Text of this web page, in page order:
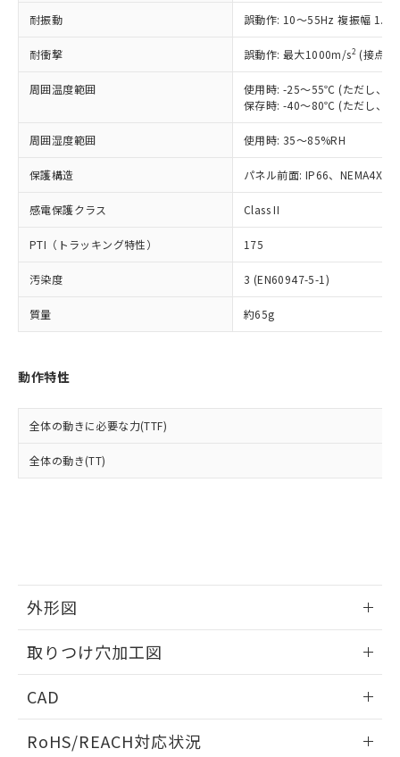
耐振動 誤動作: 10～55Hz 複振幅
耐衝撃 誤動作: 最大1000m/s2 (接点
周囲温度範囲
使用時: -25～55℃ (ただし、氷
保存時: -40～80℃ (ただし、氷
周囲湿度範囲 使用時: 35～85%RH
保護構造 パネル前面: IP66、NEMA4X,
感電保護クラス Class II
PTI（トラッキング特性） 175
汚染度 3 (EN60947-5-1)
質量 約65g
動作特性
全体の動きに必要な力(TTF)
全体の動き(TT)
外形図
取りつけ穴加工図
CAD
ドすることができます。
RoHS/REACH対応状況
記載している更新日時点での社内デー
タに基づき作成されるものであり、閲
覧された時点での実際の在庫および標
準価格とは異なる場合があることをご
正式な納期状況および標準価格はお客
様のお取引先、またはお客様担当のオ
ムロン制御機器販売店・当社販売員に
オムロン制御機器販売店や当社販売拠
販売ネットワーク
」をご確認
ください。
在庫状況および標準価格結果を当社の
事前の承諾なく第三者に漏洩または開
示しないようお願いします。
マイパーツ機能（部品リスト作成サー
ビス）をご利用いただくには、I-Web
メンバーズにご登録されている必要が
および当社の共同利用者が、当社の製
品・サービスに関するお客様との取
をご了承ください。
※当社の共同利用者とは、"個人情報
鉛(Pb) 1000ppm以下、 水銀(Hg) 1000ppm以下、 カド
六価クロム(Cr(Ⅵ)) 1000ppm以下、ポリ臭化ビフェニル
類(PBB) 1000ppm以下、ポリ臭化ジフェニルエーテル類
(PBDE) 1000ppm以下、フタル酸ビス(2-エチルヘキシ
ル) (DEHP)(別名：DOP) 1000ppm以下、フタル酸ブチ
ルベンジル（BBP） 1000ppm以下、フタル酸ジブチル
（DBP） 1000ppm以下、フタル酸ジイソブチル
(DIBP) 1000ppm以下
但し、RoHS指令で産業用監視および制御機器に対する
適用除外項目は除く。
フタル酸エステル類の４物質については閾値を超える意
図的な使用がないことを確認しています。
※2 対応予定月
部品在庫の切り替え状況などにより、予定
月が前後することがあります。
下記の非含有証明書をダウンロードするこ
とができます。
EU RoHS指令（10物質）の非含有証明書
物質の対応では、対応完了までの期間は出
荷製品に未対応品が混在することから備考
既に当社にて対応品への在庫切替を完了
していることから、特段のことがない限
り、2022年1月12日より割愛しておりま
*中国RoHS10物質の基準値 (GB/T26572)：
Pb(鉛) :1000ppm、 Hg(水銀) : 1000ppm、 Cd(カドミウ
Cr(Ⅵ)(六価クロム) : 1000ppm、 PBBs(ポリ臭化ビフェ
ニル類) : 1000ppm、 PBDEs(ポリ臭化ジフェニルエーテ
ル) : 1000ppm、
DEHP(フタル酸ビス(2-エチルヘキシル)) : 1000ppm
※2 環境保護使用期限
「ｅ」：有害物質（10物質）のすべてが基
準値以下であることを示します。
「10」：通常の使用状況下において有害物
質が外部に漏えいし、環境に深刻な影響を
及ぼさない年数を意味します。
（以下｢規制貨物等」という）を輸出
または国外への提供する場合は、日本
国政府の輸出許可(または役務取引許
可)を取得するなどの必要な手続きを
当社は規制貨物を破棄する場合は、完
全に破砕するなど、違法に輸出されな
いよう必要な手段を講じます。
当社は貴社製品を、核兵器、ミサイ
ル、化学兵器、生物兵器またはその他
武器並びにこれらの製造装置等に一切
使用いたしません。
当社は、貴社製品を第三者に販売する
場合は、上記1、2および3の内容を当
該第三者に通知します。また当社は、
販売先および販売に係わる関係者が違
法に輸出するおそれがある場合は、取
り引きをいたしません。
○ 一定数以上の在庫あり
△ 一定数には満たないが在庫あり
在庫なし(最新の在庫状況につ
いては、お客様のお取引先、ま
たはお客様担当のオムロン制御
機器販売店・当社販売員にご確
認ください)
受注生産機種、また在庫状況の
情報を公開していない機種